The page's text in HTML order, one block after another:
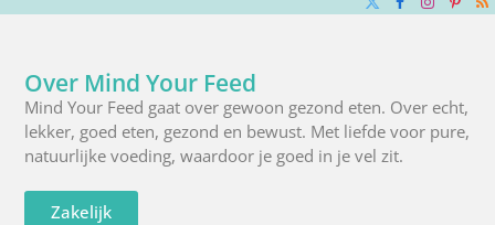
X
Facebook
Over Mind Your Feed
Mind Your Feed gaat over gewoon gezond eten. Over echt,
lekker, goed eten, gezond en bewust. Met liefde voor pure,
natuurlijke voeding, waardoor je goed in je vel zit.
Zakelijk